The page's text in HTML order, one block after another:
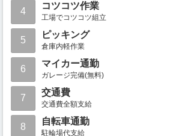
4
コツコツ作業
工場でコツコツ組立
5
ピッキング
倉庫内軽作業
6
マイカー通勤
ガレージ完備(無料)
7
交通費
交通費全額支給
8
自転車通勤
駐輪場代支給